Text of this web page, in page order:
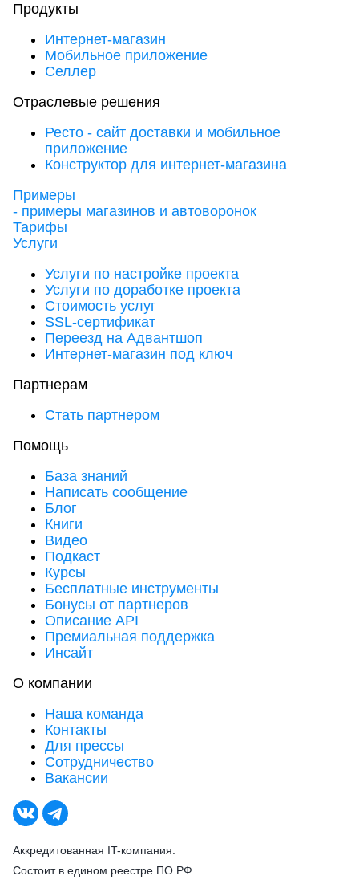
Продукты
Интернет-магазин
Мобильное приложение
Селлер
Отраслевые решения
Ресто - сайт доставки и мобильное
приложение
Конструктор для интернет-магазина
Примеры
- примеры магазинов и автоворонок
Тарифы
Услуги
Услуги по настройке проекта
Услуги по доработке проекта
Стоимость услуг
SSL-сертификат
Переезд на Адвантшоп
Интернет-магазин под ключ
Партнерам
Стать партнером
Помощь
База знаний
Написать сообщение
Блог
Книги
Видео
Подкаст
Курсы
Бесплатные инструменты
Бонусы от партнеров
Описание API
Премиальная поддержка
Инсайт
О компании
Наша команда
Контакты
Для прессы
Сотрудничество
Вакансии
Аккредитованная IT-компания.
Состоит в едином реестре ПО РФ.